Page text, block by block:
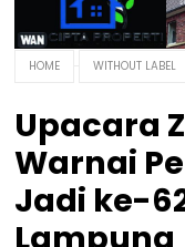
HOME WITHOUT LABEL
Upacara
Warnai
Jadi ke-
Lampung